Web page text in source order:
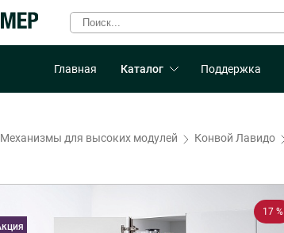
Главная Каталог Поддержка
Механизмы для высоких модулей Конвой Лавидо
17 %
Акция